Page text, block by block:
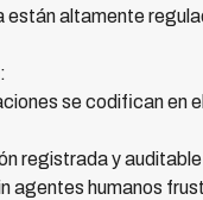
altamente
se codifican en
registrada y auditable
agentes humanos